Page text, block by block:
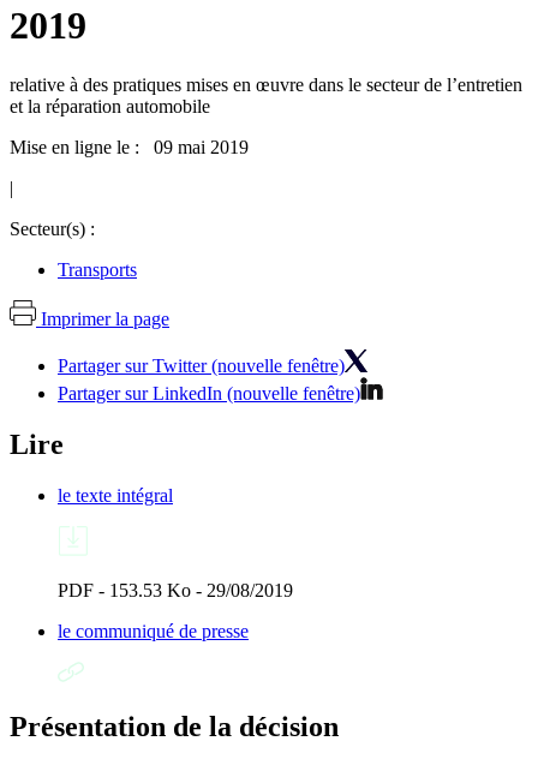
2019
relative à des pratiques mises en œuvre dans le secteur de l’entretien
et la réparation automobile
Mise en ligne le : 09 mai 2019
|
Secteur(s) :
Transports
Imprimer la page
Partager sur Twitter (nouvelle fenêtre)
Partager sur LinkedIn (nouvelle fenêtre)
Lire
le texte intégral
PDF - 153.53 Ko - 29/08/2019
le communiqué de presse
Présentation de la décision